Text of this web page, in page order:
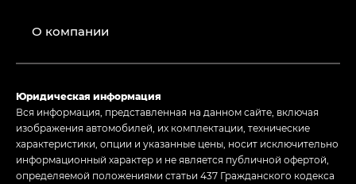
О компании
Юридическая информация
Вся информация, представленная на данном сайте, включая
изображения автомобилей, их комплектации, технические
характеристики, опции и указанные цены, носит исключительно
информационный характер и не является публичной офертой,
определяемой положениями статьи 437 Гражданского кодекса